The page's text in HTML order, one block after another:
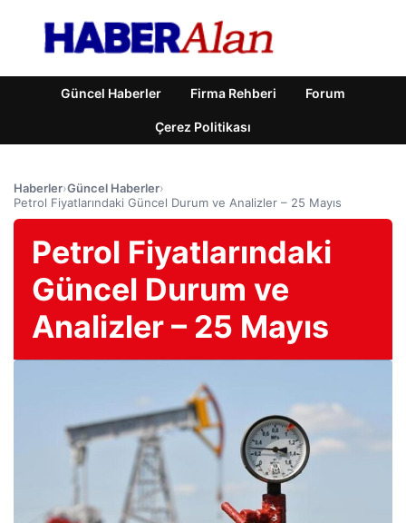
Güncel Haberler Firma Rehberi Forum
Çerez Politikası
Haberler›Güncel Haberler›
Petrol Fiyatlarındaki Güncel Durum ve Analizler – 25 Mayıs
Petrol Fiyatlarındaki
Güncel Durum ve
Analizler – 25 Mayıs